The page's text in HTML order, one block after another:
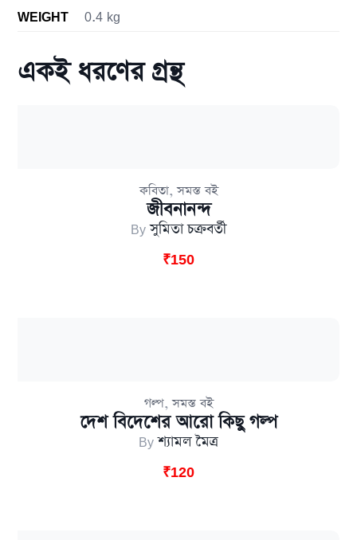
WEIGHT 0.4 kg
একই ধরণের গ্রন্থ
কবিতা,সমস্ত বই
জীবনানন্দ
Byসুমিতা চক্রবর্তী
₹150
গল্প,সমস্ত বই
দেশ বিদেশের আরো কিছু গল্প
Byশ্যামল মৈত্র
₹120